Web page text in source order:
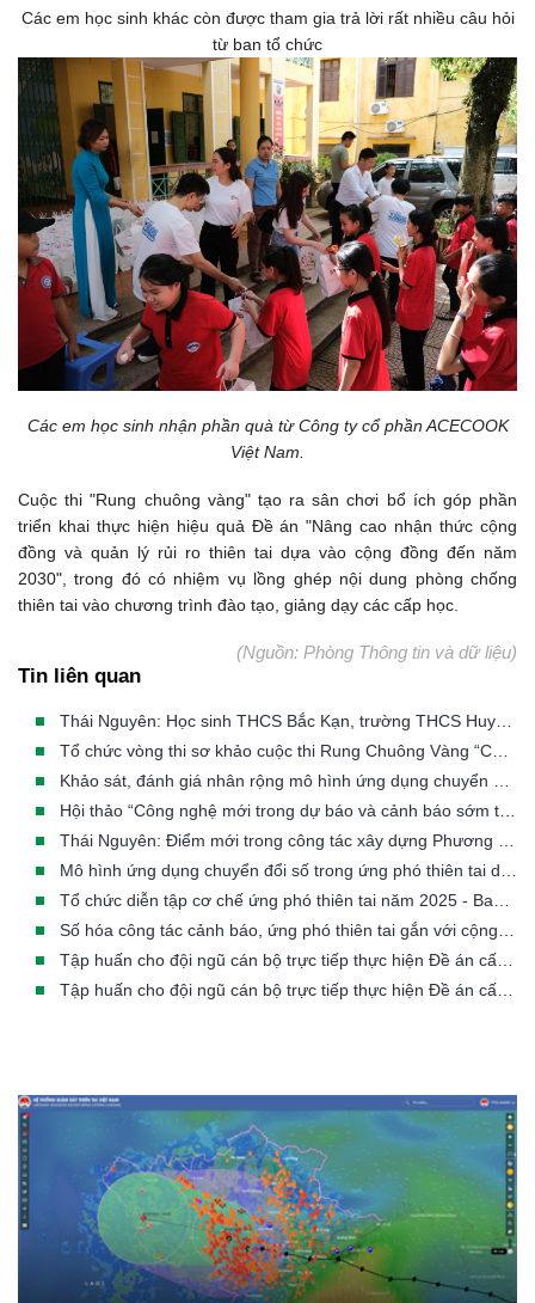
Các em học sinh khác còn được tham gia trả lời rất nhiều câu hỏi
từ ban tổ chức
Các em học sinh nhận phần quà từ Công ty cổ phần ACECOOK
Việt Nam.
Cuộc thi "Rung chuông vàng" tạo ra sân chơi bổ ích góp phần
triển khai thực hiện hiệu quả Đề án "Nâng cao nhận thức cộng
đồng và quản lý rủi ro thiên tai dựa vào cộng đồng đến năm
2030", trong đó có nhiệm vụ lồng ghép nội dung phòng chống
thiên tai vào chương trình đào tạo, giảng dạy các cấp học.
(Nguồn: Phòng Thông tin và dữ liệu)
Tin liên quan